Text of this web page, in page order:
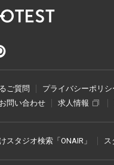
ご質問
プライバシーポリシ
お問い合わせ 求人情報
スタジオ検索「ONAIR」 ス